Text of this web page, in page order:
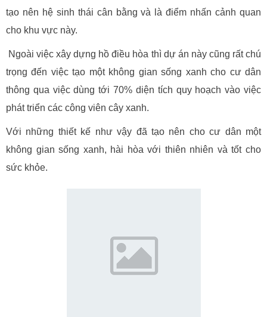
tạo nên hệ sinh thái cân bằng và là điểm nhấn cảnh quan
cho khu vực này.
Ngoài việc xây dựng hồ điều hòa thì dự án này cũng rất chú
trọng đến việc tạo một không gian sống xanh cho cư dân
thông qua việc dùng tới 70% diện tích quy hoạch vào việc
phát triển các công viên cây xanh.
Với những thiết kế như vậy đã tạo nên cho cư dân một
không gian sống xanh, hài hòa với thiên nhiên và tốt cho
sức khỏe.